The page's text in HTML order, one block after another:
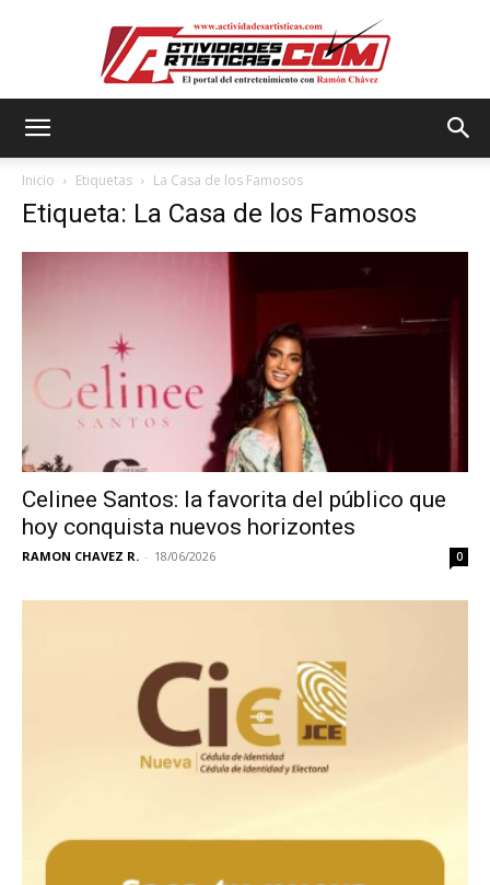
Inicio Etiquetas La Casa de los Famosos
Etiqueta: La Casa de los Famosos
Celinee Santos: la favorita del público que
hoy conquista nuevos horizontes
RAMON CHAVEZ R. - 18/06/2026 0